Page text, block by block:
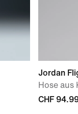
Jordan
Hose aus
CHF